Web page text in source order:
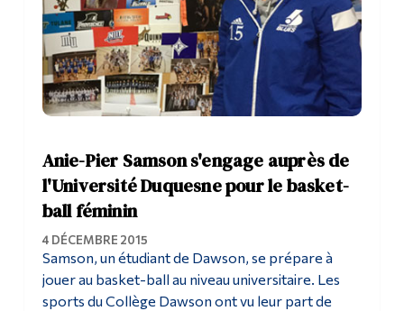
Anie-Pier Samson s'engage auprès de
l'Université Duquesne pour le basket-
ball féminin
4 DÉCEMBRE 2015
Samson, un étudiant de Dawson, se prépare à
jouer au basket-ball au niveau universitaire. Les
sports du Collège Dawson ont vu leur part de